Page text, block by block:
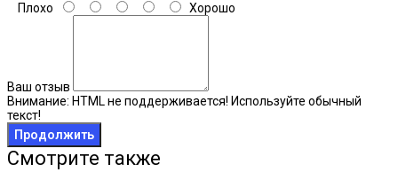
Плохо
Хорошо
Ваш отзыв
Внимание: HTML не поддерживается! Используйте обычный
текст!
Продолжить
Смотрите также